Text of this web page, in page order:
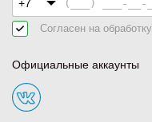
Согласен на обработку
Официальные аккаунты